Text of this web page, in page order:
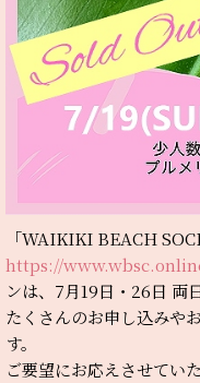
「WAIKIKI BEACH
https://
ンは、7月19日・26日 両
たくさんのお申し込みや
す。
ご要望にお応えさせてい